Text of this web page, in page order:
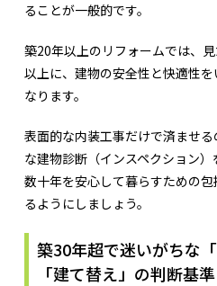
ることが一般的です。
築20年以上のリフォームでは、
以上に、建物の安全性と快適性
なります。
表面的な内装工事だけで済ませ
な建物診断（インスペクション
数十年を安心して暮らすための
るようにしましょう。
築30年超で迷いがちな
「建て替え」の判断基準